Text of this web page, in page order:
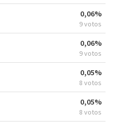
0,06%
9 votos
0,06%
9 votos
0,05%
8 votos
0,05%
8 votos